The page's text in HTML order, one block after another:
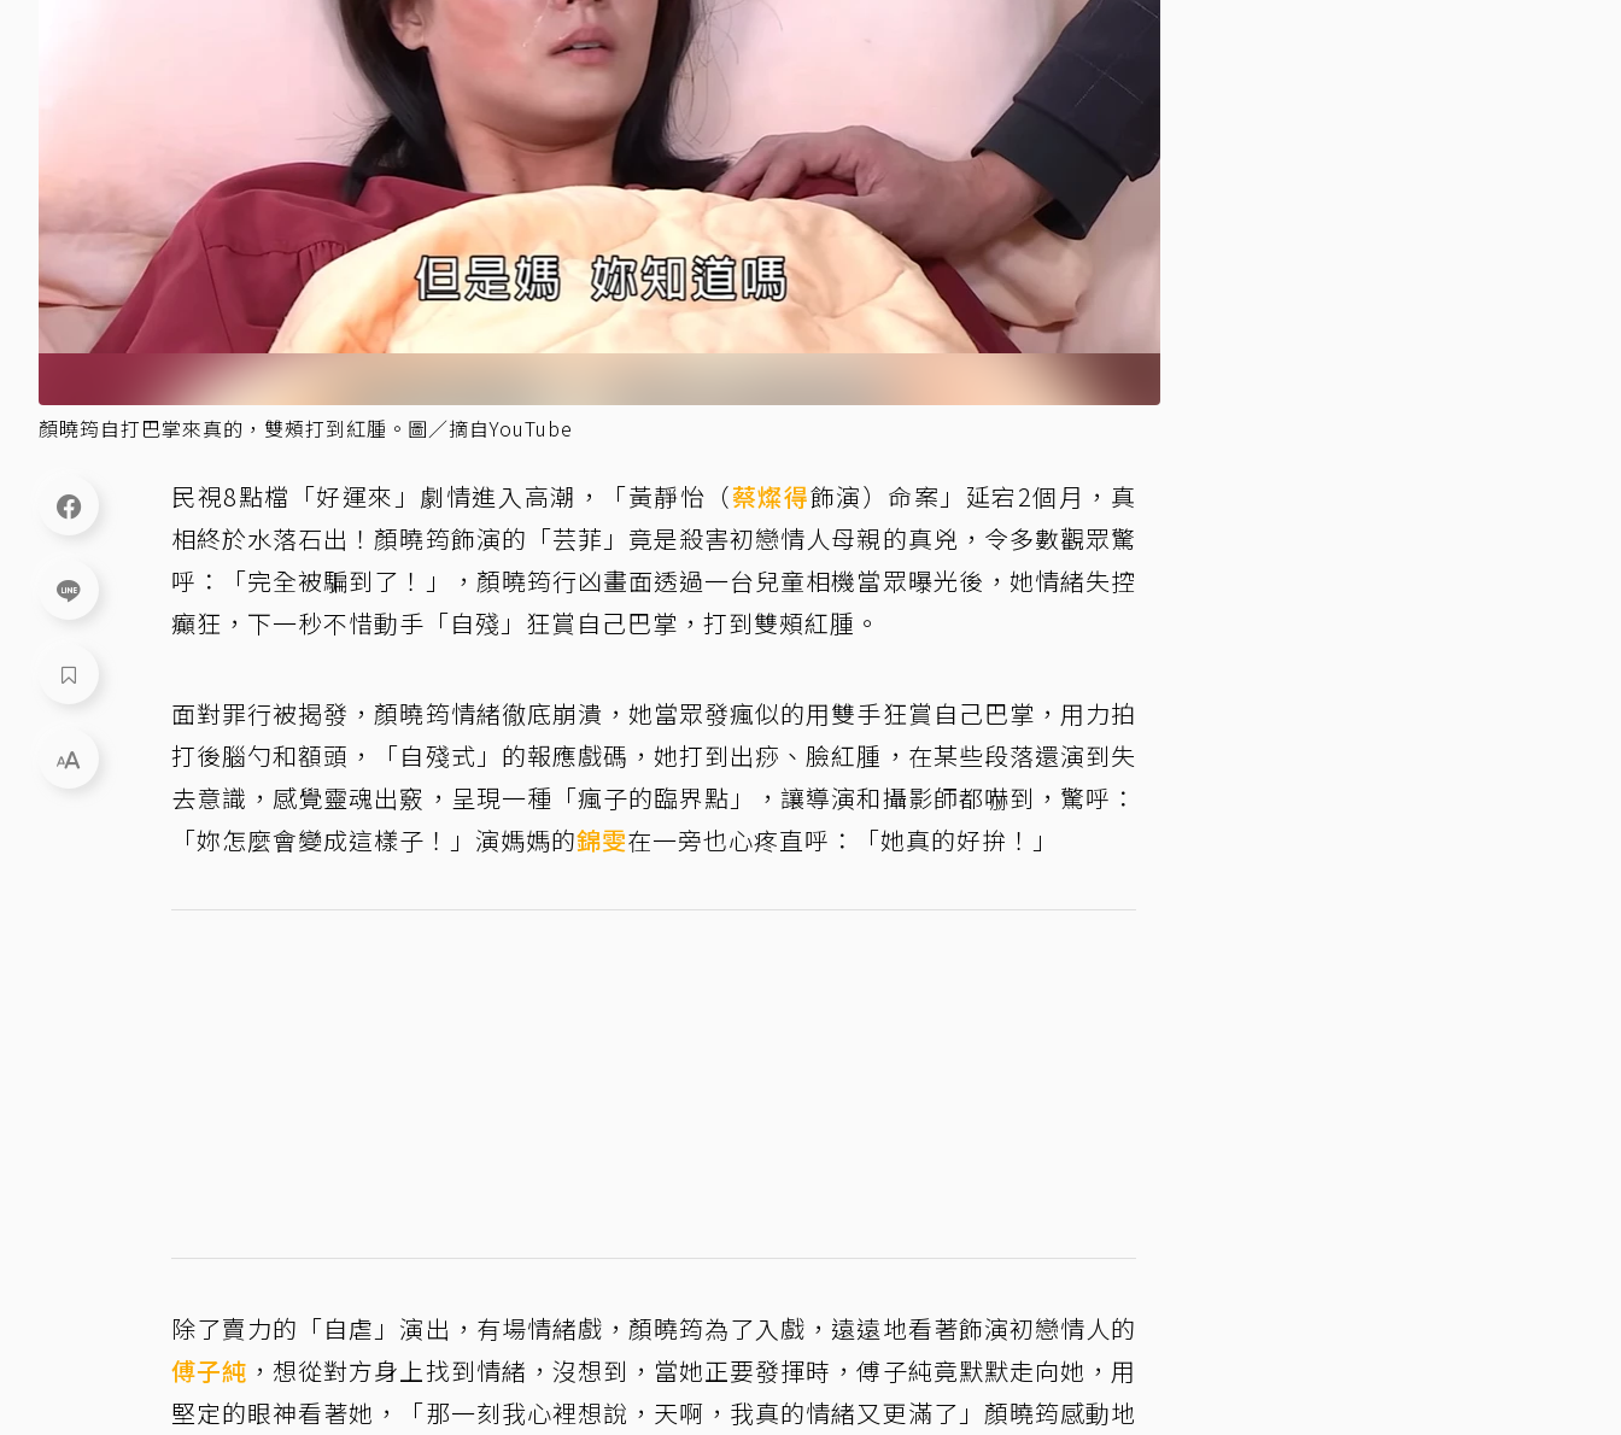
顏曉筠自打巴掌來真的，雙頰打到紅腫。圖／摘自YouTube
民視8點檔「好運來」劇情進入高潮，「黃靜怡（蔡燦得飾演）命案」延宕2個月，真
相終於水落石出！顏曉筠飾演的「芸菲」竟是殺害初戀情人母親的真兇，令多數觀眾驚
呼：「完全被騙到了！」，顏曉筠行凶畫面透過一台兒童相機當眾曝光後，她情緒失控
癲狂，下一秒不惜動手「自殘」狂賞自己巴掌，打到雙頰紅腫。
面對罪行被揭發，顏曉筠情緒徹底崩潰，她當眾發瘋似的用雙手狂賞自己巴掌，用力拍
打後腦勺和額頭，「自殘式」的報應戲碼，她打到出痧、臉紅腫，在某些段落還演到失
去意識，感覺靈魂出竅，呈現一種「瘋子的臨界點」，讓導演和攝影師都嚇到，驚呼：
「妳怎麼會變成這樣子！」演媽媽的錦雯在一旁也心疼直呼：「她真的好拚！」
除了賣力的「自虐」演出，有場情緒戲，顏曉筠為了入戲，遠遠地看著飾演初戀情人的
傅子純 ，想從對方身上找到情緒，沒想到，當她正要發揮時，傅子純竟默默走向她，用
堅定的眼神看著她，「那一刻我心裡想說，天啊，我真的情緒又更滿了」顏曉筠感動地